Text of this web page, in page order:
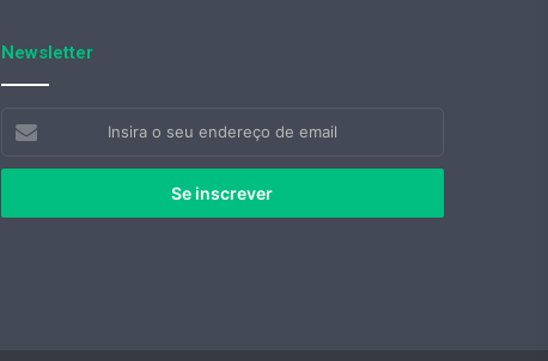
Newsletter
seu
de